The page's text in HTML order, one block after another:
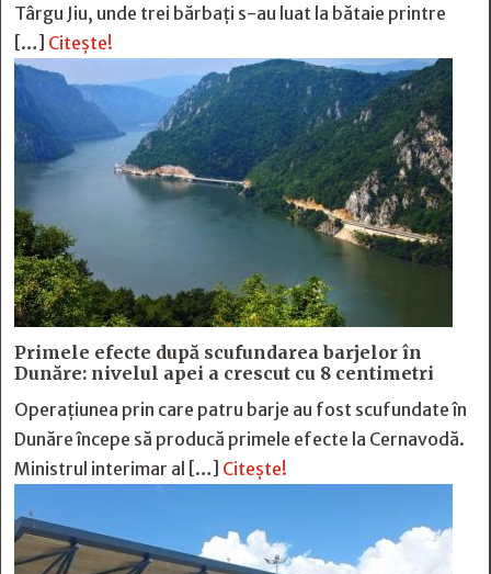
Târgu Jiu, unde trei bărbați s-au luat la bătaie printre
[…] Citește!
Primele efecte după scufundarea barjelor în
Dunăre: nivelul apei a crescut cu 8 centimetri
Operațiunea prin care patru barje au fost scufundate în
Dunăre începe să producă primele efecte la Cernavodă.
Ministrul interimar al […] Citește!